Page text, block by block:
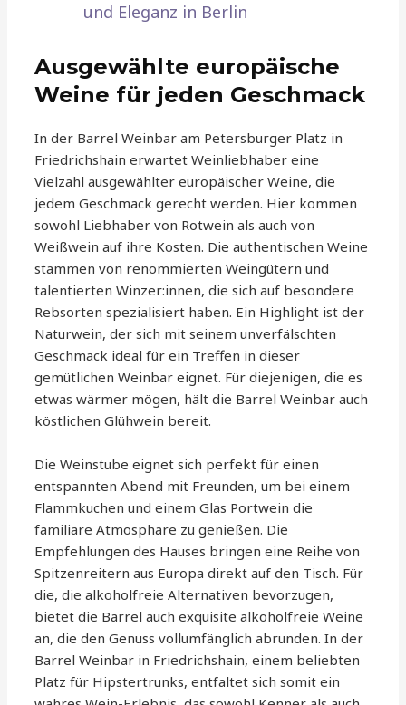
und Eleganz in Berlin
Ausgewählte europäische
Weine für jeden Geschmack
In der Barrel Weinbar am Petersburger Platz in
Friedrichshain erwartet Weinliebhaber eine
Vielzahl ausgewählter europäischer Weine, die
jedem Geschmack gerecht werden. Hier kommen
sowohl Liebhaber von Rotwein als auch von
Weißwein auf ihre Kosten. Die authentischen Weine
stammen von renommierten Weingütern und
talentierten Winzer:innen, die sich auf besondere
Rebsorten spezialisiert haben. Ein Highlight ist der
Naturwein, der sich mit seinem unverfälschten
Geschmack ideal für ein Treffen in dieser
gemütlichen Weinbar eignet. Für diejenigen, die es
etwas wärmer mögen, hält die Barrel Weinbar auch
köstlichen Glühwein bereit.
Die Weinstube eignet sich perfekt für einen
entspannten Abend mit Freunden, um bei einem
Flammkuchen und einem Glas Portwein die
familiäre Atmosphäre zu genießen. Die
Empfehlungen des Hauses bringen eine Reihe von
Spitzenreitern aus Europa direkt auf den Tisch. Für
die, die alkoholfreie Alternativen bevorzugen,
bietet die Barrel auch exquisite alkoholfreie Weine
an, die den Genuss vollumfänglich abrunden. In der
Barrel Weinbar in Friedrichshain, einem beliebten
Platz für Hipstertrunks, entfaltet sich somit ein